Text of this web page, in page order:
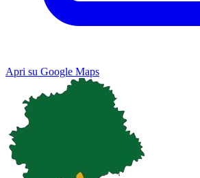
Apri su Google Maps
Map Satellite
Keyboard shortcuts